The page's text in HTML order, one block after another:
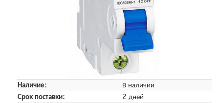
Наличие:
В наличии
Срок поставки:
2 дней